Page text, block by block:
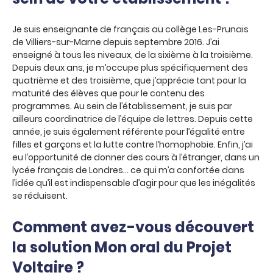
Je suis enseignante de français au collège Les-Prunais
de Villiers-sur-Marne depuis septembre 2016. J’ai
enseigné à tous les niveaux, de la sixième à la troisième.
Depuis deux ans, je m’occupe plus spécifiquement des
quatrième et des troisième, que j’apprécie tant pour la
maturité des élèves que pour le contenu des
programmes. Au sein de l’établissement, je suis par
ailleurs coordinatrice de l’équipe de lettres. Depuis cette
année, je suis également référente pour l’égalité entre
filles et garçons et la lutte contre l’homophobie. Enfin, j’ai
eu l’opportunité de donner des cours à l’étranger, dans un
lycée français de Londres… ce qui m’a confortée dans
l’idée qu’il est indispensable d’agir pour que les inégalités
se réduisent.
Comment avez-vous découvert
la solution Mon oral du Projet
Voltaire ?